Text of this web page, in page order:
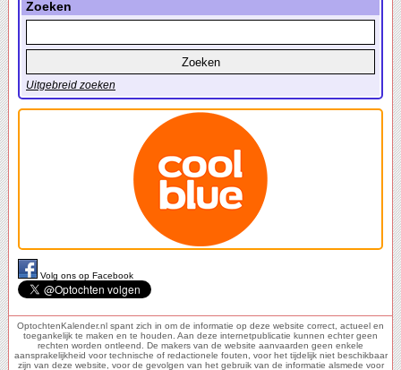
Zoeken
Uitgebreid zoeken
Volg ons op Facebook
OptochtenKalender.nl spant zich in om de informatie op deze website correct, actueel en
toegankelijk te maken en te houden. Aan deze internetpublicatie kunnen echter geen
rechten worden ontleend. De makers van de website aanvaarden geen enkele
aansprakelijkheid voor technische of redactionele fouten, voor het tijdelijk niet beschikbaar
zijn van deze website, voor de gevolgen van het gebruik van de informatie alsmede voor